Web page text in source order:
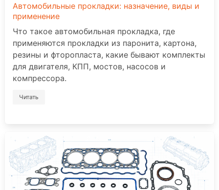
Автомобильные прокладки: назначение, виды и
применение
Что такое автомобильная прокладка, где
применяются прокладки из паронита, картона,
резины и фторопласта, какие бывают комплекты
для двигателя, КПП, мостов, насосов и
компрессора.
Читать